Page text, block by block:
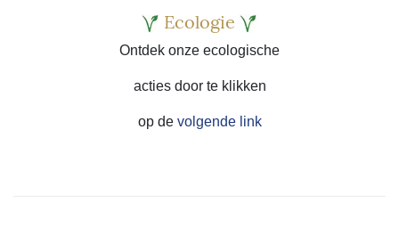
Ecologie
Ontdek onze ecologische
actiesdoor te klikken
op de volgende link